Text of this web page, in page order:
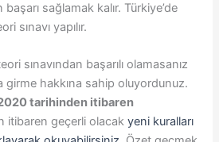
sağlamak kalır. Türkiye’de
sınavı yapılır.
sınavından başarılı olamasanız
girme hakkına sahip oluyordunuz.
tarihinden itibaren
itibaren geçerli olacakyeni kuralları